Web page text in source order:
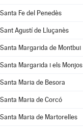
Santa Fe del Penedès
Sant Agustí de Lluçanès
Santa Margarida de Montbui
Santa Margarida i els Monjos
Santa Maria de Besora
Santa Maria de Corcó
Santa Maria de Martorelles